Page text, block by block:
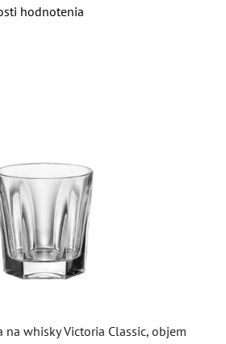
na whisky Victoria Classic, objem
hodnotenia